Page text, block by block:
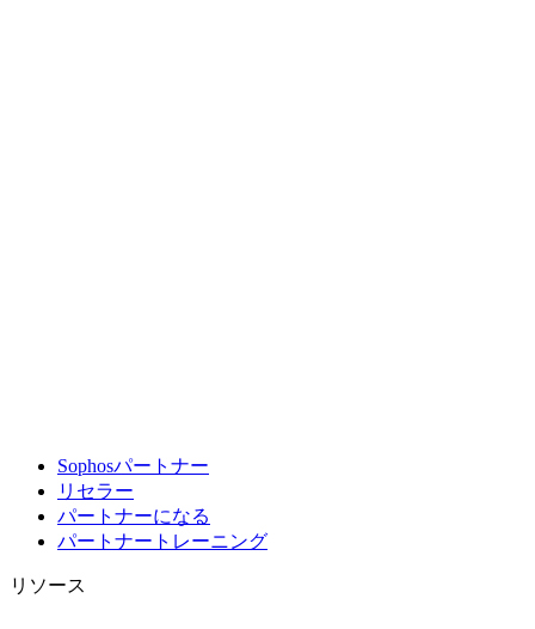
Sophosパートナー
リセラー
パートナーになる
パートナートレーニング
リソース